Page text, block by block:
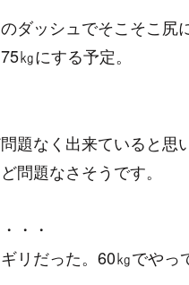
ダッシュでそこそこ尻
㎏にする予定。
題なく出来ていると思
問題なさそうです。
・・
リだった。60㎏でやっ